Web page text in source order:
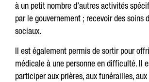
à un petit nombre d’autres activités
par le gouvernement ; recevoir des soins
sociaux.
Il est également permis de sortir pour
médicale à une personne en difficulté. Il
participer aux prières, aux funérailles,